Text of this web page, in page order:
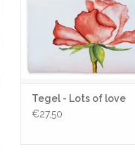
Tegel - Lots of love
€27,50